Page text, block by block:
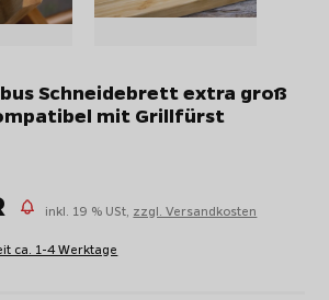
Schneidebrett extra groß
mit Grillfürst
inkl. 19 % USt, zzgl. Versandkosten
ca. 1-4 Werktage